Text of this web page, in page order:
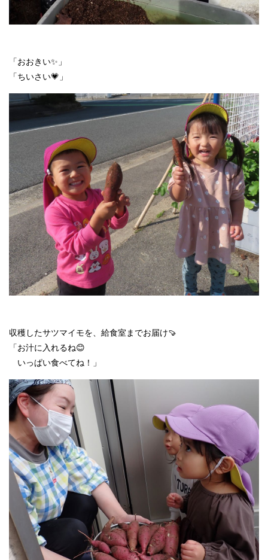
「おおきい✨」
「ちいさい💗」
収穫したサツマイモを、給食室までお届け🍠
「お汁に入れるね😊
いっぱい食べてね！」